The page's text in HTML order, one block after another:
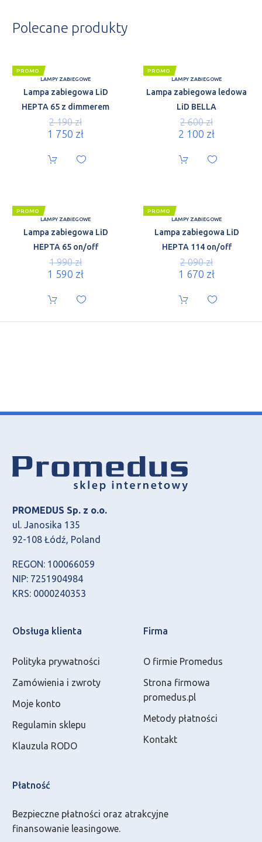
Polecane produkty
PROMO
LAMPY ZABIEGOWE
Lampa zabiegowa LiD
HEPTA 65 z dimmerem
2 190zł
1 750 zł
PROMO
LAMPY ZABIEGOWE
Lampa zabiegowa ledowa
LiD BELLA
2 600zł
2 100 zł
PROMO
LAMPY ZABIEGOWE
Lampa zabiegowa LiD
HEPTA 65 on/off
1 990zł
1 590 zł
PROMO
LAMPY ZABIEGOWE
Lampa zabiegowa LiD
HEPTA 114 on/off
2 090zł
1 670 zł
PROMEDUS Sp. z o.o.
ul. Janosika 135
92-108 Łódź, Poland
REGON: 100066059
NIP: 7251904984
KRS: 0000240353
Obsługa klienta
Polityka prywatności
Zamówienia i zwroty
Moje konto
Regulamin sklepu
Klauzula RODO
Firma
O firmie Promedus
Strona firmowa
promedus.pl
Metody płatności
Kontakt
Płatność
Bezpieczne płatności oraz atrakcyjne
finansowanie leasingowe.